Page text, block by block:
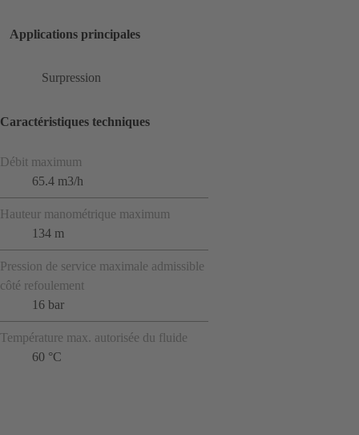
Applications principales
Surpression
Caractéristiques techniques
Débit maximum
65.4 m3/h
Hauteur manométrique maximum
134 m
Pression de service maximale admissible
côté refoulement
16 bar
Température max. autorisée du fluide
60 °C